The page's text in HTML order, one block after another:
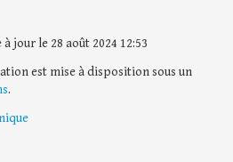
jour le 28 août 2024 12:53
est mise à disposition sous un
.